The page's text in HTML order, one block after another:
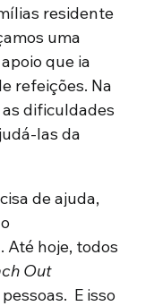
residente
uma
que ia
refeições. Na
dificuldades
las da
de ajuda,
Até hoje, todos
Out
E isso